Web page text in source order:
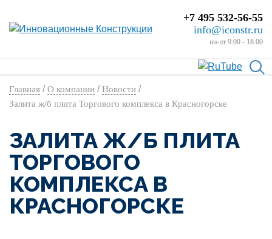
+7 495 532-56-55
info@iconstr.ru
пн-пт 9:00 - 18:00
Главная /О компании /Новости /
Залита ж/б плита Торгового комплекса в Красногорске
ЗАЛИТА Ж/Б ПЛИТА
ТОРГОВОГО
КОМПЛЕКСА В
КРАСНОГОРСКЕ